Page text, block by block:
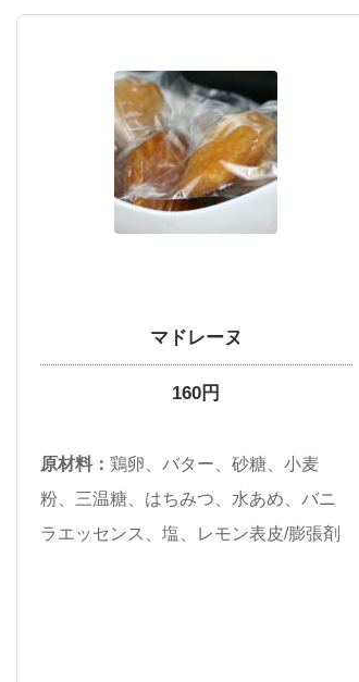
マドレーヌ
160円
原材料： 鶏卵、バター、砂糖、小麦
粉、三温糖、はちみつ、水あめ、バニ
ラエッセンス、塩、レモン表皮/膨張剤